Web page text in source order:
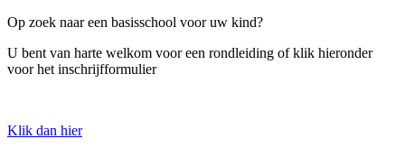
Op zoek naar een basisschool voor uw kind?
U bent van harte welkom voor een rondleiding of klik hieronder
voor het inschrijfformulier
Klik dan hier